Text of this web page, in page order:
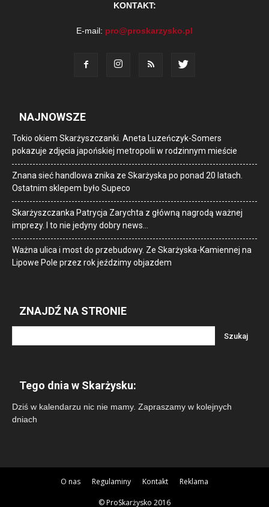
KONTAKT:
E-mail: pro@proskarzysko.pl
NAJNOWSZE
Tokio okiem Skarżyszczanki. Aneta Luzeńczyk-Somers
pokazuje zdjęcia japońskiej metropolii w rodzinnym mieście
Znana sieć handlowa znika ze Skarżyska po ponad 20 latach.
Ostatnim sklepem było Supeco
Skarżyszczanka Patrycja Zarychta z główną nagrodą ważnej
imprezy. I to nie jedyny dobry news…
Ważna ulica i most do przebudowy. Ze Skarżyska-Kamiennej na
Lipowe Pole przez rok jeździmy objazdem
ZNAJDŹ NA STRONIE
Tego dnia w Skarżysku:
Dziś w kalendarzu nic nie mamy. Zapraszamy w kolejnych
dniach
O nas Regulaminy Kontakt Reklama
© ProSkarżysko 2016